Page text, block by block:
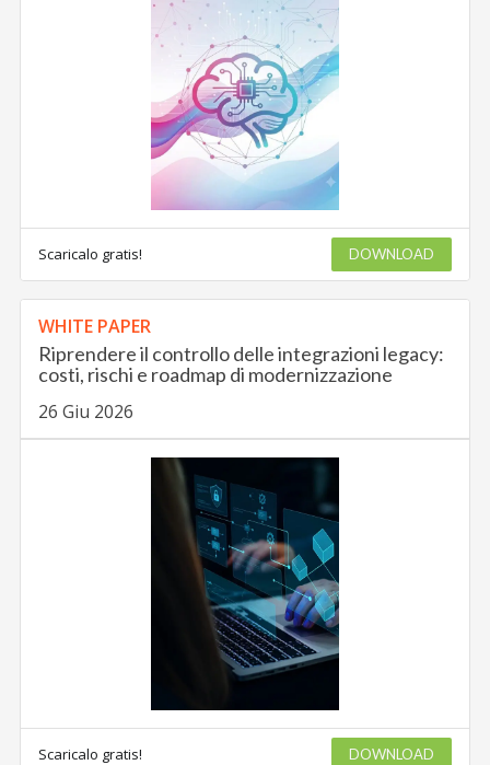
Scaricalo gratis! DOWNLOAD
WHITE PAPER
Riprendere il controllo delle integrazioni legacy:
costi, rischi e roadmap di modernizzazione
26 Giu 2026
Scaricalo gratis! DOWNLOAD